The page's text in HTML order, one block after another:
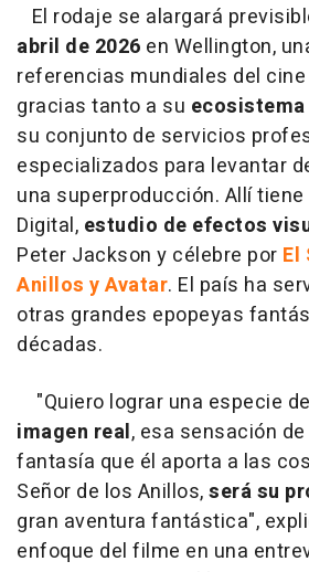
El rodaje se alargará
abril de 2026 en Wellington,
referencias mundiales del
gracias tanto a su
su conjunto de servicios
especializados para levantar
una superproducción. Allí
Digital, estudio de efectos
Peter Jackson y célebre por El
Anillos y Avatar. El país ha
otras grandes epopeyas
décadas.
"Quiero lograr una especie de
imagen real, esa sensación
fantasía que él aporta a las
Señor de los Anillos,será su
gran aventura fantástica",
enfoque del filme en una